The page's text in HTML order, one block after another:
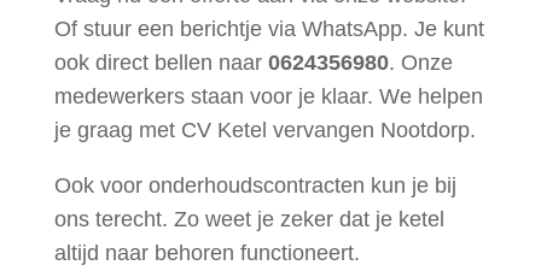
Of stuur een berichtje via WhatsApp. Je kunt
ook direct bellen naar 0624356980. Onze
medewerkers staan voor je klaar. We helpen
je graag met CV Ketel vervangen Nootdorp.
Ook voor onderhoudscontracten kun je bij
ons terecht. Zo weet je zeker dat je ketel
altijd naar behoren functioneert.